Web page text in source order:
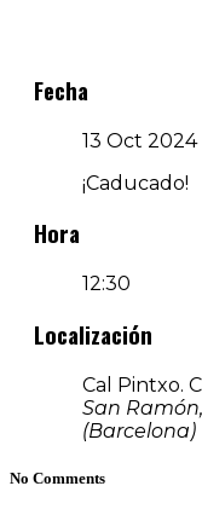
Fecha
13 Oct 2024
¡Caducado!
Hora
12:30
Localización
Cal Pintxo.
San
(Barcelona)
No Comments